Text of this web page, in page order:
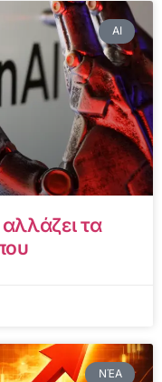
AI
τα
ΝΈΑ